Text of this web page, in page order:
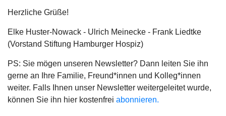
Herzliche Grüße!
Elke Huster-Nowack - Ulrich Meinecke - Frank Liedtke
(Vorstand Stiftung Hamburger Hospiz)
PS: Sie mögen unseren Newsletter? Dann leiten Sie ihn
gerne an Ihre Familie, Freund*innen und Kolleg*innen
weiter. Falls Ihnen unser Newsletter weitergeleitet wurde,
können Sie ihn hier kostenfrei abonnieren.